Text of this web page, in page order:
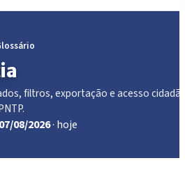
filtros, exportação e acesso
07/08/2026· hoje